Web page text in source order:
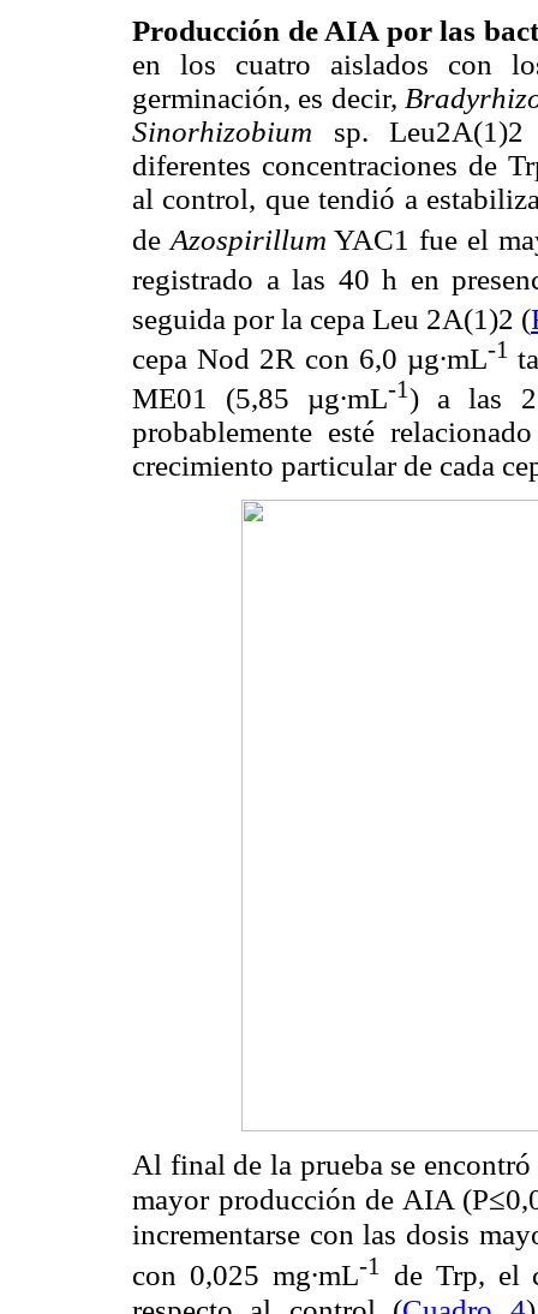
Producción de AIA por las
en los cuatro aislados con
germinación, es decir,
Sinorhizobium sp.
diferentes concentraciones de
al control, que tendió a
de Azospirillum YAC1 fue el
registrado a las 40 h en
seguida por la cepa Leu 2A(1)2 (
cepa Nod 2R con 6,0 µg∙mL-1
ME01 (5,85 µg∙mL-1) a las
probablemente esté
crecimiento particular de cada
Al final de la prueba se
mayor producción de AIA
incrementarse con las dosis
con 0,025 mg∙mL-1
de Trp, el